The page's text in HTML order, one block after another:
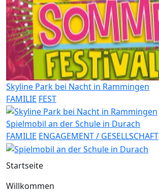
Skyline Park bei Nacht in Rammingen
FAMILIE FEST
Spielmobil an der Schule in Durach
FAMILIE ENGAGEMENT / GESELLSCHAFT
Startseite
Willkommen